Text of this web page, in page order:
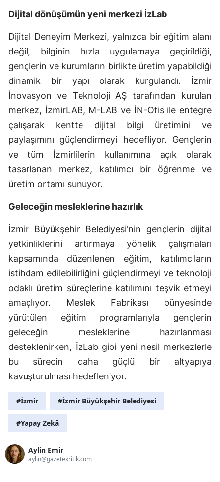
Dijital dönüşümün yeni merkezi İzLab
Dijital Deneyim Merkezi, yalnızca bir eğitim alanı
değil, bilginin hızla uygulamaya geçirildiği,
gençlerin ve kurumların birlikte üretim yapabildiği
dinamik bir yapı olarak kurgulandı. İzmir
İnovasyon ve Teknoloji AŞ tarafından kurulan
merkez, İzmirLAB, M-LAB ve İN-Ofis ile entegre
çalışarak kentte dijital bilgi üretimini ve
paylaşımını güçlendirmeyi hedefliyor. Gençlerin
ve tüm İzmirlilerin kullanımına açık olarak
tasarlanan merkez, katılımcı bir öğrenme ve
üretim ortamı sunuyor.
Geleceğin mesleklerine hazırlık
İzmir Büyükşehir Belediyesi’nin gençlerin dijital
yetkinliklerini artırmaya yönelik çalışmaları
kapsamında düzenlenen eğitim, katılımcıların
istihdam edilebilirliğini güçlendirmeyi ve teknoloji
odaklı üretim süreçlerine katılımını teşvik etmeyi
amaçlıyor. Meslek Fabrikası bünyesinde
yürütülen eğitim programlarıyla gençlerin
geleceğin mesleklerine hazırlanması
desteklenirken, İzLab gibi yeni nesil merkezlerle
bu sürecin daha güçlü bir altyapıya
kavuşturulması hedefleniyor.
#İzmir #İzmir Büyükşehir Belediyesi
#Yapay Zekâ
Aylin Emir
aylin@gazetekritik.com